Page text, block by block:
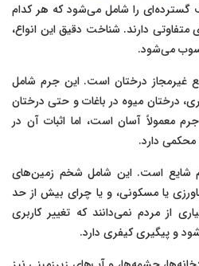
گسترده‌ای را شامل می‌شود که هر کدام
دارند. شناخت دقیق این انواع،
می‌شود.
غیرمجاز درختان است. این جرم شامل
درختان میوه در باغات و حتی درختان
معمولاً آسان است، اما اثبات آن در
محکمی دارد.
شایع است. این شامل شخم زمین‌های
یا مسکونی، و یا چرای بیش از حد
از مردم نمی‌دانند که تغییر کاربری
و پیگیری کیفری دارد.